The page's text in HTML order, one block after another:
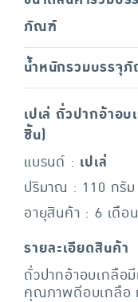
ภัณฑ์
น้ำหนักรวมบรรจุ
เปเล่ ถั่วปากอ้าอ
ชิ้น)
แบรนด์ : เปเล่
ปริมาณ : 110 กรัม
อายุสินค้า : 6 เดือ
รายละเอียดสินค้า
ถั่วปากอ้าอบเกลือ
คุณภาพดีอบเกลือ